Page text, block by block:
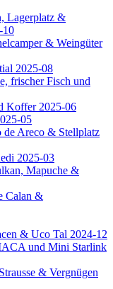
Lagerplatz &
10
& Weingüter
2025-08
frischer Fisch und
Koffer 2025-06
05
de Areco & Stellplatz
2025-03
Mapuche &
Calan &
& Uco Tal 2024-12
und Mini Starlink
& Vergnügen